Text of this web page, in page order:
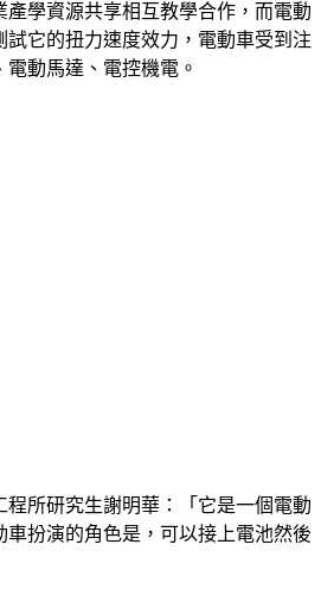
產學資源共享相互教學合作，而電動
它的扭力速度效力，電動車受到注
動馬達、電控機電。
程所研究生謝明華：「它是一個電動
扮演的角色是，可以接上電池然後